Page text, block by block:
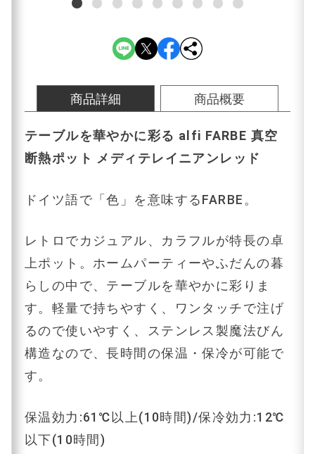
商品詳細 商品概要
テーブルを華やかに彩る alfi FARBE 真空
断熱ポット メディテレイニアンレッド
ドイツ語で「色」を意味するFARBE。
レトロでカジュアル、カラフルが特長の卓
上ポット。ホームパーティーやふだんの暮
らしの中で、テーブルを華やかに彩りま
す。軽量で持ちやすく、ワンタッチで注げ
るので使いやすく、ステンレス製魔法びん
構造なので、長時間の保温・保冷が可能で
す。
保温効力:61℃以上(10時間)/保冷効力:12℃
以下(10時間)